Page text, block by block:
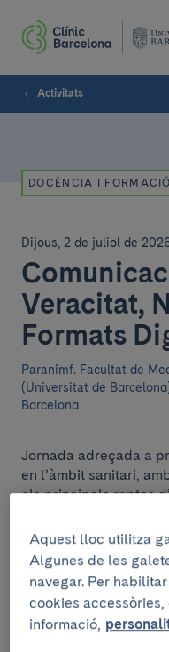
Activitats
DOCÈNCIA I FORMACIÓ
Dijous, 2 de juliol de
Veracitat,
Formats
Paranimf. Facultat de
(Universitat de
Barcelona
Jornada adreçada a
en l’àmbit sanitari,
els principals reptes
tendències
continguts digitals, el
noves narratives i la
l'hora d'informar
Coordina: Mireia Pons
Aquest lloc utilitza
Algunes de les
navegar. Per
cookies accessòries,
informació,